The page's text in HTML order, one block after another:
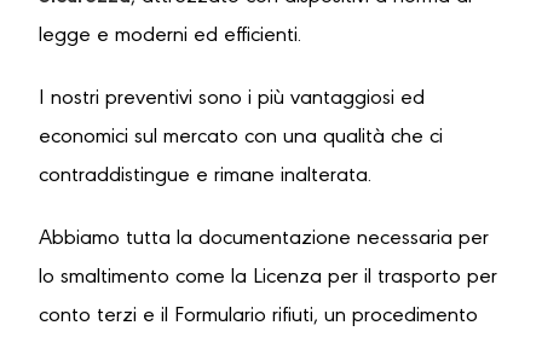
legge e moderni ed efficienti.
I nostri preventivi sono i più vantaggiosi ed
economici sul mercato con una qualità che ci
contraddistingue e rimane inalterata.
Abbiamo tutta la documentazione necessaria per
lo smaltimento come la Licenza per il trasporto per
conto terzi e il Formulario rifiuti, un procedimento